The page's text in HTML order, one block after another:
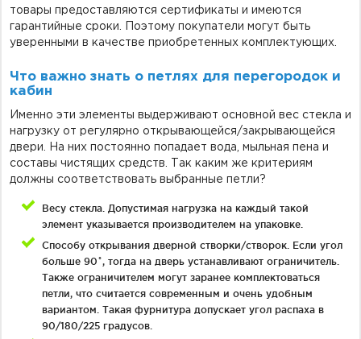
товары предоставляются сертификаты и имеются
гарантийные сроки. Поэтому покупатели могут быть
уверенными в качестве приобретенных комплектующих.
Что важно знать о петлях для перегородок и
кабин
Именно эти элементы выдерживают основной вес стекла и
нагрузку от регулярно открывающейся/закрывающейся
двери. На них постоянно попадает вода, мыльная пена и
составы чистящих средств. Так каким же критериям
должны соответствовать выбранные петли?
Весу стекла. Допустимая нагрузка на каждый такой
элемент указывается производителем на упаковке.
Способу открывания дверной створки/створок. Если угол
больше 90˚, тогда на дверь устанавливают ограничитель.
Также ограничителем могут заранее комплектоваться
петли, что считается современным и очень удобным
вариантом. Такая фурнитура допускает угол распаха в
90/180/225 градусов.